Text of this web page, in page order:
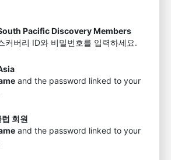
Pacific Discovery Members
커버리 ID와 비밀번호를 입력하세요.
and the password linked to your
회원
and the password linked to your